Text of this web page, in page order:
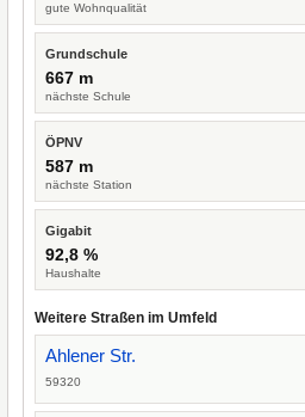
gute Wohnqualität
Grundschule
667 m
nächste Schule
ÖPNV
587 m
nächste Station
Gigabit
92,8 %
Haushalte
Weitere Straßen im Umfeld
Ahlener Str.
59320